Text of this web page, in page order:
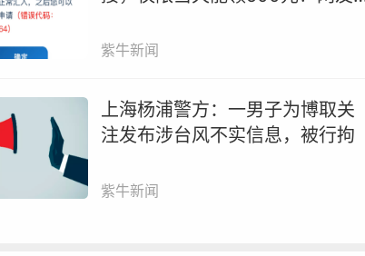
紫牛新闻
上海杨浦警方：一男子为博取关
注发布涉台风不实信息，被行拘
紫牛新闻